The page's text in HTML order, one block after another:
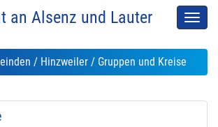
an Alsenz und Lauter
/ Hinzweiler / Gruppen und Kreise